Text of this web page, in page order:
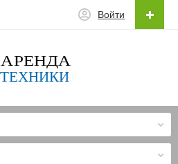
Войти